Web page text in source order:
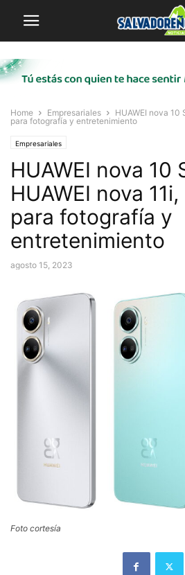
Home Empresariales
HUAWEI nova 10
para fotografía y entretenimiento
Empresariales
HUAWEI nova 10
HUAWEI nova
para fotografía y
entretenimiento
agosto 15, 2023
Foto cortesía